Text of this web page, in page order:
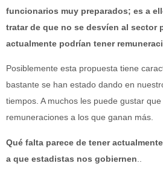
funcionarios muy preparados; es a
tratar de que no se desvíen al sector
actualmente podrían tener
Posiblemente esta propuesta tiene
bastante se han estado dando en
tiempos. A muchos les puede gustar
remuneraciones a los que ganan más.
Qué falta parece de tener
a que estadistas nos gobiernen